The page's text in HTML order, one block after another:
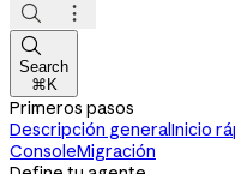



Search
⌘K
Primeros pasos
Descripción generalInicio
ConsoleMigración